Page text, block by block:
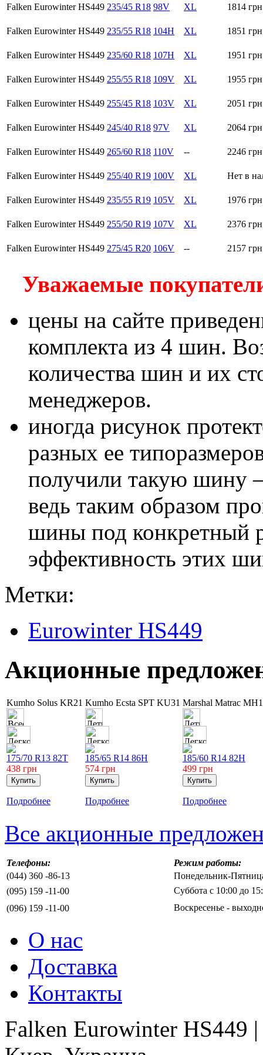
Falken Eurowinter HS449 235/45 R18 98V XL 1814 грн
Falken Eurowinter HS449 235/55 R18 104H XL 1851 грн
Falken Eurowinter HS449 235/60 R18 107H XL 1951 грн
Falken Eurowinter HS449 255/55 R18 109V XL 1955 грн
Falken Eurowinter HS449 255/45 R18 103V XL 2051 грн
Falken Eurowinter HS449 245/40 R18 97V XL 2064 грн
Falken Eurowinter HS449 265/60 R18 110V -- 2246 грн
Falken Eurowinter HS449 255/40 R19 100V XL Нет в
Falken Eurowinter HS449 235/55 R19 105V XL 1976 грн
Falken Eurowinter HS449 255/50 R19 107V XL 2376 грн
Falken Eurowinter HS449 275/45 R20 106V -- 2157 грн
Уважаемые
цены на сайте
комплекта из 4 шин.
количества шин и их
менеджеров.
иногда рисунок
разных ее
получили такую шину
ведь таким образом
шины под конкретный
эффективность этих
Метки:
Eurowinter HS449
Акционные
Kumho Solus KR21
175/70 R13 82T
438 грн
Подробнее
Kumho Ecsta SPT KU31
185/65 R14 86H
574 грн
Подробнее
Marshal Matrac
185/60 R14 82H
499 грн
Подробнее
Все акционные
Телефоны:
Режим работы:
(044) 360 -86-13
Понедельник-
(095) 159 -11-00
Суббота с 10:00 до
(096) 159 -11-00
Воскресенье -
О нас
Доставка
Контакты
Falken Eurowinter HS449